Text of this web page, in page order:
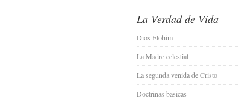
La Verdad de Vida
Dios Elohim
La Madre celestial
La segunda venida de Cristo
Doctrinas basicas